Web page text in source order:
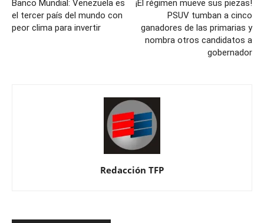
Banco Mundial: Venezuela es
el tercer país del mundo con
peor clima para invertir
¡El régimen mueve sus piezas!
PSUV tumban a cinco
ganadores de las primarias y
nombra otros candidatos a
gobernador
Redacción TFP